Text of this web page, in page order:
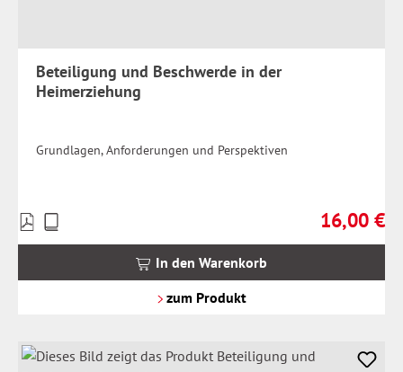
Beteiligung und Beschwerde in der
Heimerziehung
Grundlagen, Anforderungen und Perspektiven
Regulärer
16,00 €
Preise
inkl.
In den Warenkorb
zum Produkt